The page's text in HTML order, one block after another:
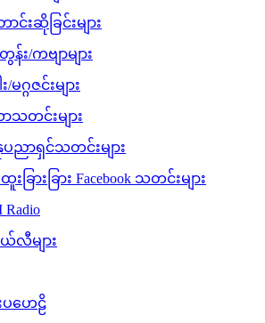
င်းဆိုခြင်းများ
း/ကဗျာများ
မဂ္ဂဇင်းများ
သတင်းများ
ညာရှင်သတင်းများ
းခြားခြား Facebook သတင်းများ
လီများ
ပဟေဠိ